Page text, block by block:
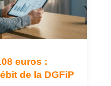
euros :
de la DGFiP